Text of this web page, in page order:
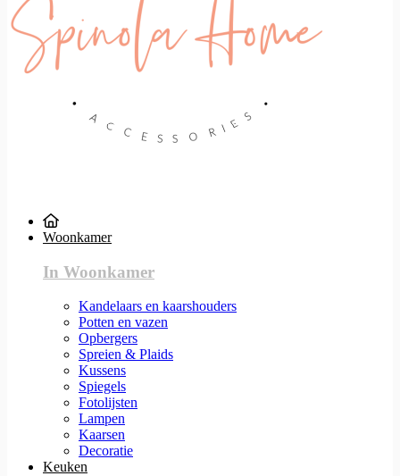
Woonkamer
In Woonkamer
Kandelaars en kaarshouders
Potten en vazen
Opbergers
Spreien & Plaids
Kussens
Spiegels
Fotolijsten
Lampen
Kaarsen
Decoratie
Keuken